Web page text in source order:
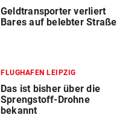
Geldtransporter verliert
Bares auf belebter Straße
FLUGHAFEN LEIPZIG
Das ist bisher über die
Sprengstoff-Drohne
bekannt